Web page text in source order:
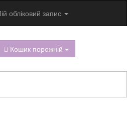
обліковий запис
Кошик порожній